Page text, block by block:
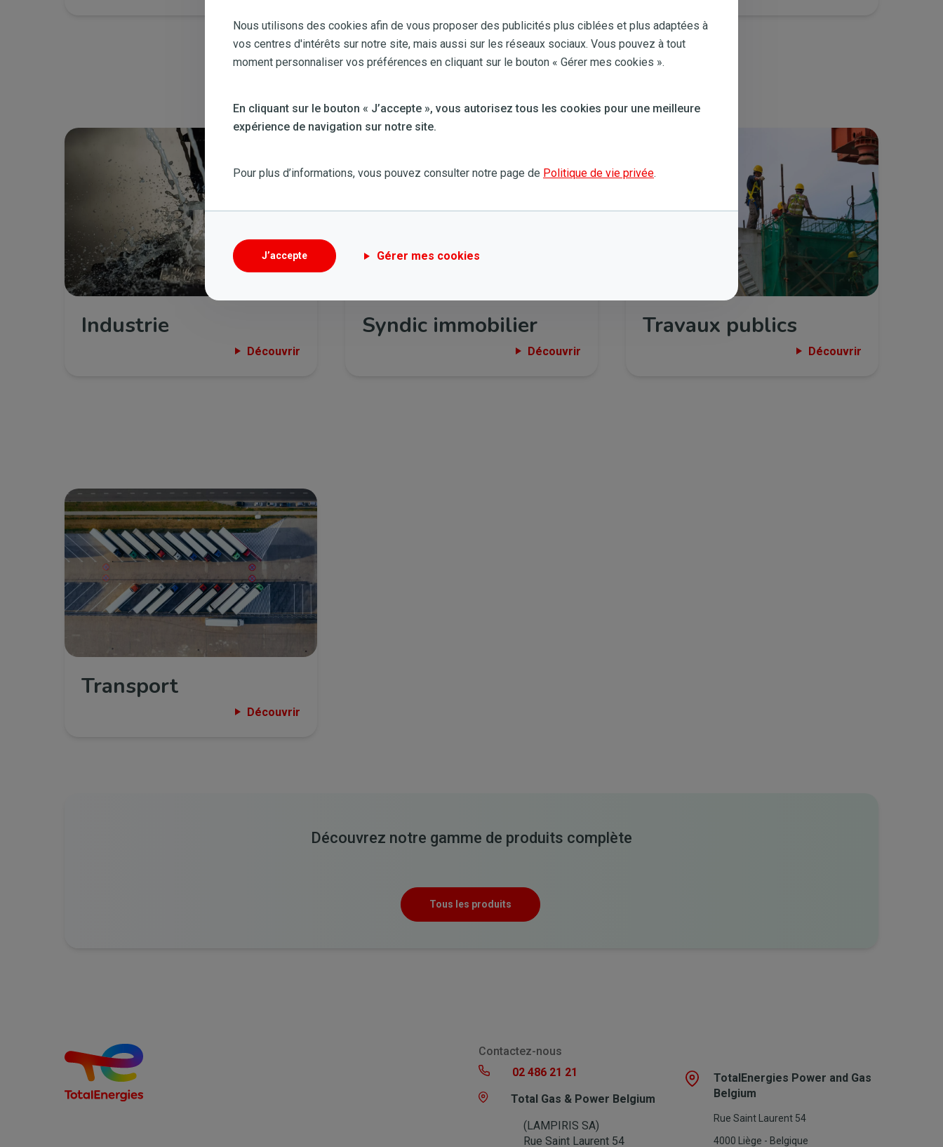
Bild
Industrie
Découvrir
Bild
Syndic immobilier
Découvrir
Travaux publics
Découvrir
Bild
Transport
Découvrir
Découvrez notre gamme de produits complète
Tous les produits
Contactez-nous
02 486 21 21
Total Gas & Power Belgium
(LAMPIRIS SA)
Rue Saint Laurent 54
TotalEnergies Power and Gas
Belgium
Rue Saint Laurent 54
4000 Liège - Belgique
Nous utilisons des cookies afin de vous proposer des publicités plus ciblées et plus adaptées à
vos centres d'intérêts sur notre site, mais aussi sur les réseaux sociaux. Vous pouvez à tout
moment personnaliser vos préférences en cliquant sur le bouton « Gérer mes cookies ».
En cliquant sur le bouton « J’accepte », vous autorisez tous les cookies pour une meilleure
expérience de navigation sur notre site.
Pour plus d’informations, vous pouvez consulter notre page de Politique de vie privée.
J’accepte Gérer mes cookies